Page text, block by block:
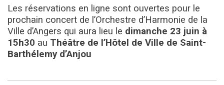
Les réservations en ligne sont ouvertes pour le
prochain concert de l’Orchestre d’Harmonie de la
Ville d’Angers qui aura lieu le dimanche 23 juin à
15h30 au Théâtre de l’Hôtel de Ville de Saint-
Barthélemy d’Anjou